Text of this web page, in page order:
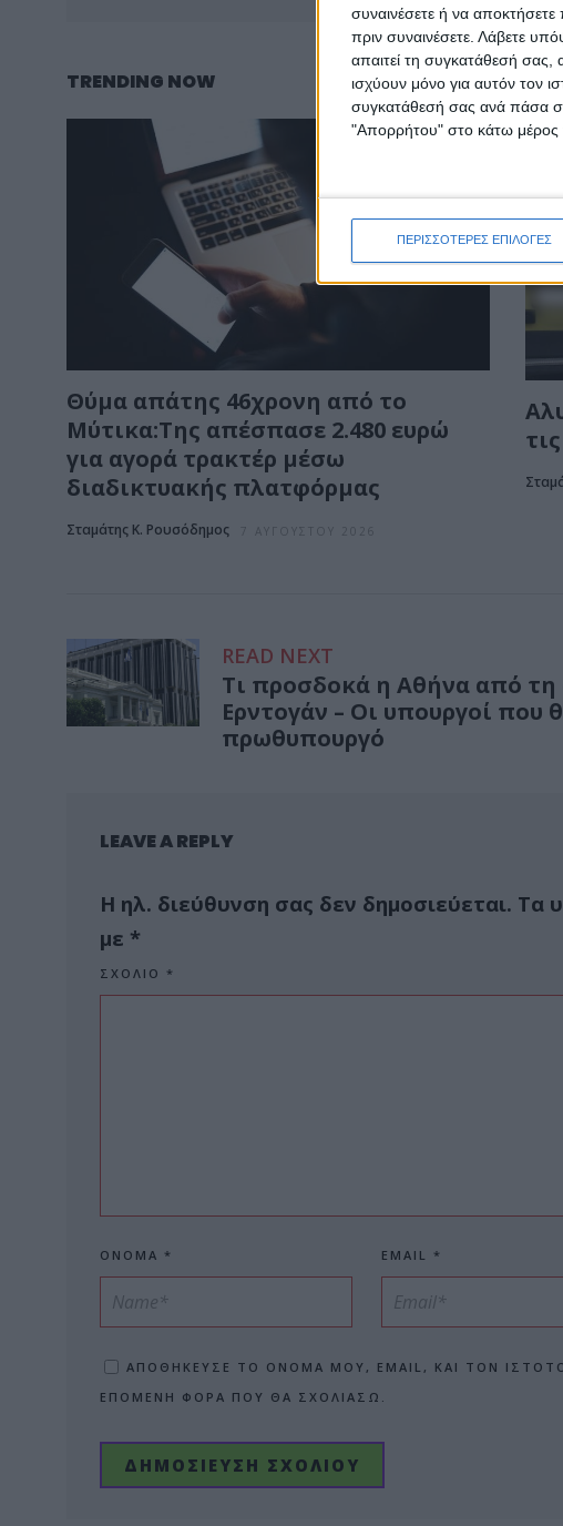
συναινέσετε ή να αποκτήσετε
πριν συναινέσετε. Λάβετε
απαιτεί τη συγκατάθεσή σας,
ισχύουν μόνο για αυτόν τον
συγκατάθεσή σας ανά πάσα
"Απορρήτου" στο κάτω μέρος
ΠΕΡΙΣΣΟΤΕΡΕΣ ΕΠΙΛΟΓΕΣ
TRENDING NOW
Θύμα απάτης 46χρονη από το
Μύτικα:Της απέσπασε 2.480 ευρώ
για αγορά τρακτέρ μέσω
διαδικτυακής πλατφόρμας
Σταμάτης Κ. Ρουσόδημος 7 ΑΥΓΟΎΣΤΟΥ 2026
READ NEXT
Τι προσδοκά η Αθήνα από
Ερντογάν – Οι υπουργοί που
πρωθυπουργό
LEAVE A REPLY
Η ηλ. διεύθυνση σας δεν δημοσιεύεται. Τα
με *
ΣΧΌΛΙΟ *
ΌΝΟΜΑ * EMAIL *
ΑΠΟΘΉΚΕΥΣΕ ΤΟ ΌΝΟΜΆ ΜΟΥ, EMAIL, ΚΑΙ ΤΟΝ
ΕΠΌΜΕΝΗ ΦΟΡΆ ΠΟΥ ΘΑ ΣΧΟΛΙΆΣΩ.